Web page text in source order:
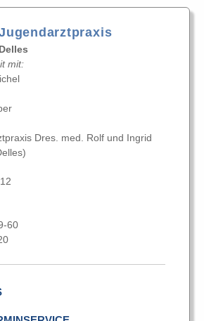
mit:
Dres. med. Rolf und Ingrid
60